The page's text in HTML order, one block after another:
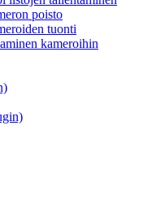
poisto
tuonti
kameroihin